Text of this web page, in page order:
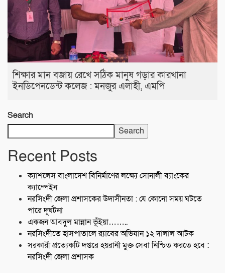
শিক্ষার মান বজায় রেখে সঠিক মানুষ গড়ার কারখানা
ইনডিপেনডেন্ট কলেজ : মনজুর এলাহী, এমপি
Search
Search
Recent Posts
ক্যাশলেস বাংলাদেশ বিনির্মাণের লক্ষ্যে সোনালী ব্যাংকের
ক্যাম্পেইন
নরসিংদী জেলা প্রশাসকের উদাসীনতা : যে কোনো সময় ঘটতে
পারে দূর্ঘটনা
একজন আবদুল মান্নান ভূঁইয়া……..
নরসিংদীতে হাসপাতালে র‍্যাবের অভিযান ১২ দালাল আটক
সরকারী প্রত্যেকটি দপ্তরে হয়রানী মুক্ত সেবা নিশ্চিত করতে হবে :
নরসিংদী জেলা প্রশাসক